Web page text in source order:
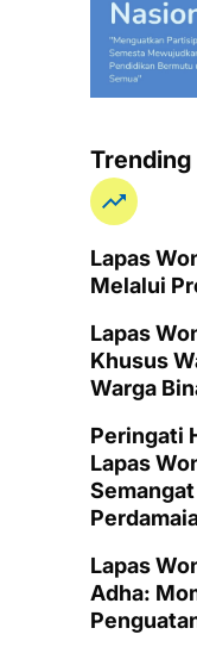
Trending
Lapas
Melalui
Lapas
Khusus
Warga
Peringati
Lapas
Lapas
Adha: